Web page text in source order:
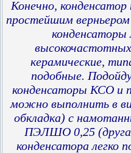
Конечно,
простейшим
конденсаторы
керамические,
подобные.
конденсаторы КСО и
можно выполнить в
обкладка) с
ПЭЛШО 0,25
конденсатора